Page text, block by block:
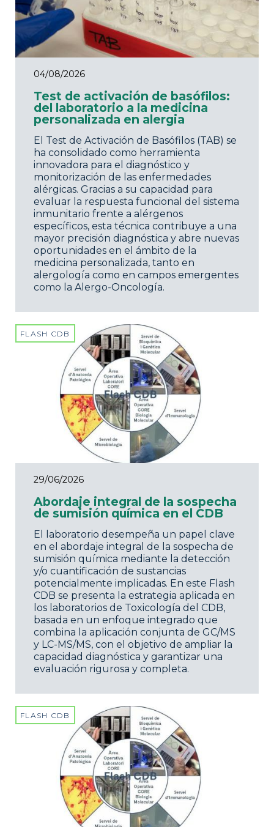
04/08/2026
Test de activación de basófilos:
del laboratorio a la medicina
personalizada en alergia
El Test de Activación de Basófilos (TAB) se
ha consolidado como herramienta
innovadora para el diagnóstico y
monitorización de las enfermedades
alérgicas. Gracias a su capacidad para
evaluar la respuesta funcional del sistema
inmunitario frente a alérgenos
específicos, esta técnica contribuye a una
mayor precisión diagnóstica y abre nuevas
oportunidades en el ámbito de la
medicina personalizada, tanto en
alergología como en campos emergentes
como la Alergo-Oncología.
FLASH CDB
29/06/2026
Abordaje integral de la sospecha
de sumisión química en el CDB
El laboratorio desempeña un papel clave
en el abordaje integral de la sospecha de
sumisión química mediante la detección
y/o cuantificación de sustancias
potencialmente implicadas. En este Flash
CDB se presenta la estrategia aplicada en
los laboratorios de Toxicología del CDB,
basada en un enfoque integrado que
combina la aplicación conjunta de GC/MS
y LC-MS/MS, con el objetivo de ampliar la
capacidad diagnóstica y garantizar una
evaluación rigurosa y completa.
FLASH CDB